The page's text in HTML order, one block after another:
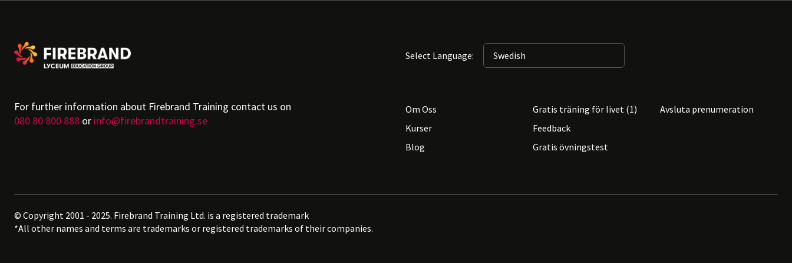
Select Language:
For further information about Firebrand Training contact us on
080 80 800 888 or info@firebrandtraining.se
Om Oss
Kurser
Blog
Gratis träning för livet (1)
Feedback
Gratis övningstest
Avsluta prenumeration
© Copyright 2001 - 2025. Firebrand Training Ltd. is a registered trademark
*All other names and terms are trademarks or registered trademarks of their companies.